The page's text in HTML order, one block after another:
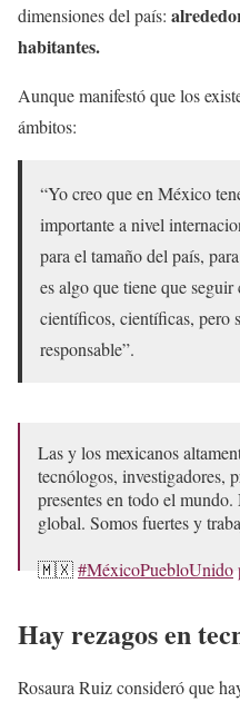
dimensiones del país:
habitantes.
Aunque manifestó que los
ámbitos:
“Yo creo que en México
importante a nivel
para el tamaño del país,
es algo que tiene que
científicos, científicas, pero
responsable”.
Las y los mexicanos
tecnólogos, investigadores,
presentes en todo el
global. Somos fuertes y
🇲🇽#MéxicoPuebloUnido
Hay rezagos en
Rosaura Ruiz consideró que